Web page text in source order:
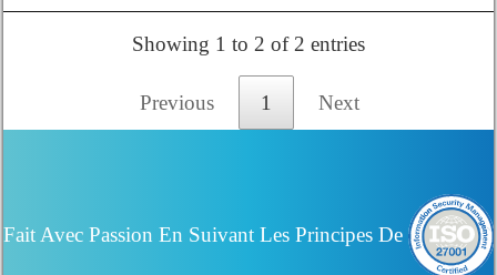
Showing 1 to 2 of 2 entries
Previous 1 Next
Fait Avec Passion En Suivant Les Principes De